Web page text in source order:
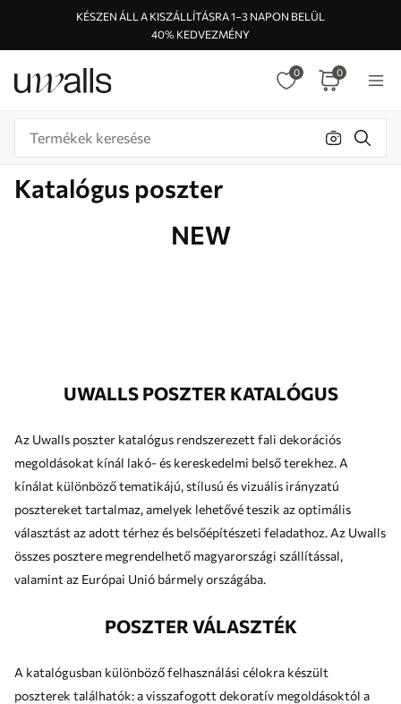
KÉSZEN ÁLL A KISZÁLLÍTÁSRA 1–3 NAPON BELÜL
40% KEDVEZMÉNY
0 0
Katalógus poszter
NEW
UWALLS POSZTER KATALÓGUS
Az Uwalls poszter katalógus rendszerezett fali dekorációs
megoldásokat kínál lakó- és kereskedelmi belső terekhez. A
kínálat különböző tematikájú, stílusú és vizuális irányzatú
posztereket tartalmaz, amelyek lehetővé teszik az optimális
választást az adott térhez és belsőépítészeti feladathoz. Az Uwalls
összes posztere megrendelhető magyarországi szállítással,
valamint az Európai Unió bármely országába.
POSZTER VÁLASZTÉK
A katalógusban különböző felhasználási célokra készült
poszterek találhatók: a visszafogott dekoratív megoldásoktól a